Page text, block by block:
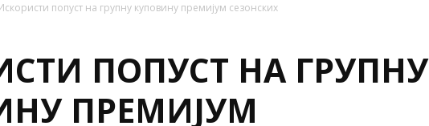
попуст на групну куповину премијум сезонских
ПОПУСТ НА ГРУПНУ
ПРЕМИЈУМ